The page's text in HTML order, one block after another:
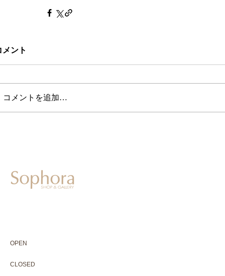
メント
コメントを追加…
OPEN
CLOSED